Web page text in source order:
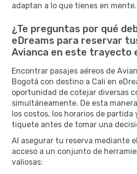
adaptan a lo que tienes en mente.
¿Te preguntas por qué
eDreams para reservar
Avianca en este trayecto
Encontrar pasajes aéreos de
Bogotá con destino a Cali en
oportunidad de cotejar diversas
simultáneamente. De esta
los costos, los horarios de partida
tiquete antes de tomar una
Al asegurar tu reserva mediante
acceso a un conjunto de
valiosas: